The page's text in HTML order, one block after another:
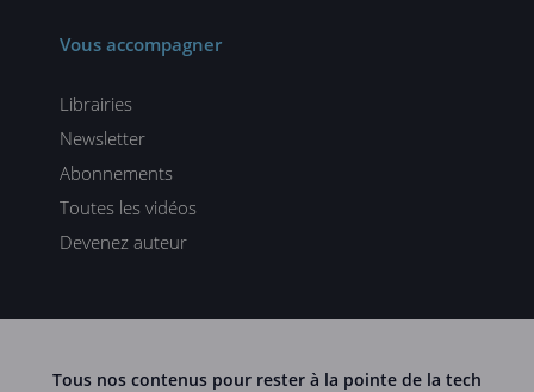
Vous accompagner
Librairies
Newsletter
Abonnements
Toutes les vidéos
Devenez auteur
Tous nos contenus pour rester à la pointe de la tech